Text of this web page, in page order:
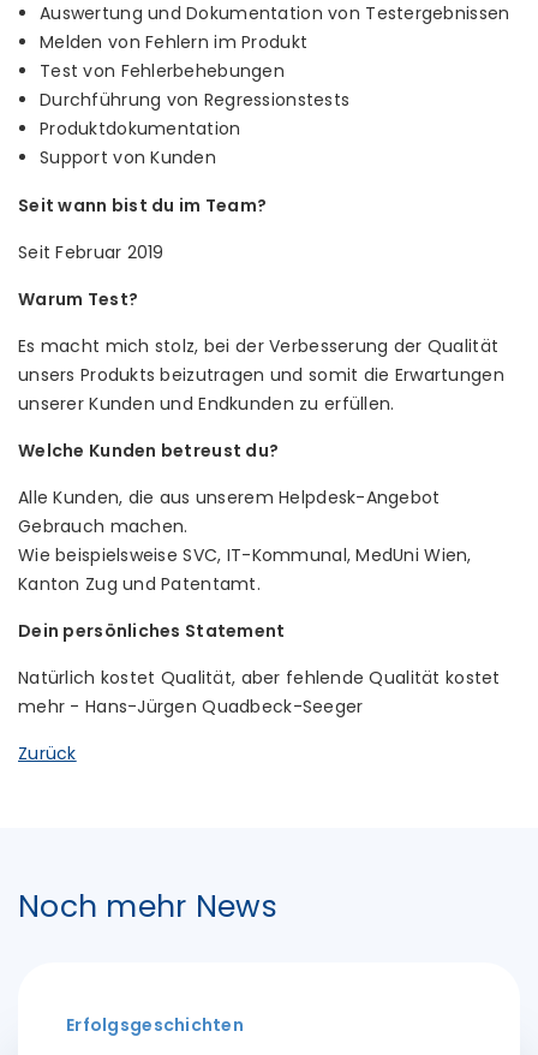
Auswertung und Dokumentation von Testergebnissen
Melden von Fehlern im Produkt
Test von Fehlerbehebungen
Durchführung von Regressionstests
Produktdokumentation
Support von Kunden
Seit wann bist du im Team?
Seit Februar 2019
Warum Test?
Es macht mich stolz, bei der Verbesserung der Qualität
unsers Produkts beizutragen und somit die Erwartungen
unserer Kunden und Endkunden zu erfüllen.
Welche Kunden betreust du?
Alle Kunden, die aus unserem Helpdesk-Angebot
Gebrauch machen.
Wie beispielsweise SVC, IT-Kommunal, MedUni Wien,
Kanton Zug und Patentamt.
Dein persönliches Statement
Natürlich kostet Qualität, aber fehlende Qualität kostet
mehr - Hans-Jürgen Quadbeck-Seeger
Zurück
Noch mehr News
Erfolgsgeschichten